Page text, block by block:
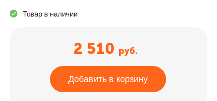
Товар в наличии
2 510 руб.
Добавить в корзину